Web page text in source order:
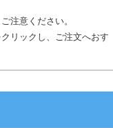
注意ください。
リックし、ご注文へおす